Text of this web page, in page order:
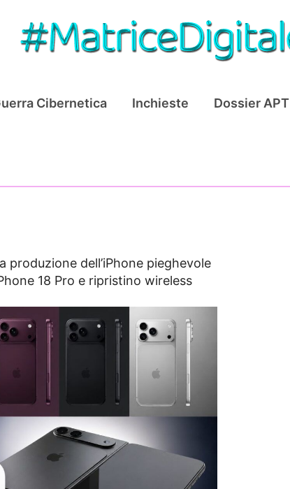
Cibernetica Inchieste Dossier APT
produzione dell’iPhone pieghevole
18 Pro e ripristino wireless